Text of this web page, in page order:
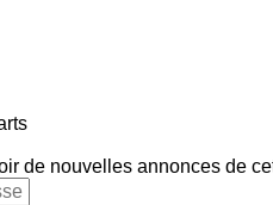
de nouvelles annonces de